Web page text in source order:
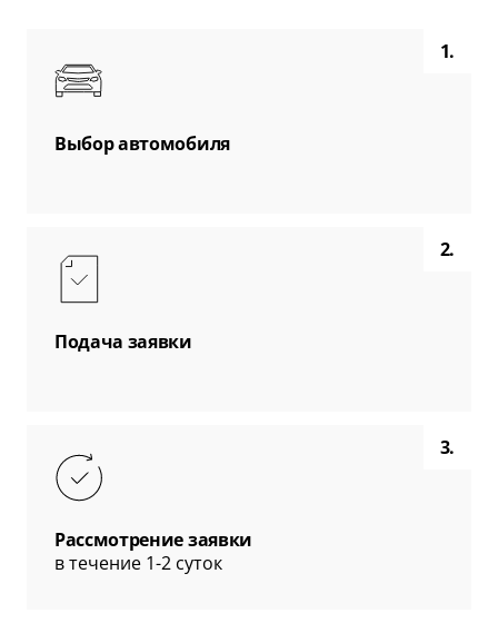
1.
Выбор автомобиля
2.
Подача заявки
3.
Рассмотрение заявки
в течение 1-2 суток